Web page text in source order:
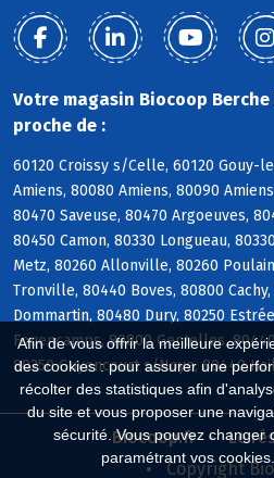
Afin de vous offrir la meilleure
des cookies : pour assurer une
récolter des statistiques afin
du site et vous proposer une
sécurité. Vous pouvez changer
paramétrant vos
Votre magasin Biocoop
proche de :
60120 Croissy s/Celle, 60120 Gouy-
Amiens, 80080 Amiens, 80090
80470 Saveuse, 80470 Argoeuves,
80450 Camon, 80330 Longueau,
Metz, 80260 Allonville, 80260
Tronville, 80440 Boves, 80800
Dommartin, 80480 Dury, 80250
Fouencamps, 80800 Gentelles,
80250 Guyencourt s/Noye, 80440
Biocoop.fr
Le
Copyright